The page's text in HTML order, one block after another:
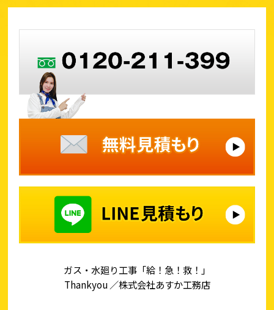
ガス・水廻り工事「給！急！救！」
Thankyou ／株式会社あすか工務店